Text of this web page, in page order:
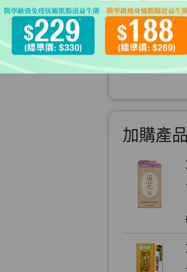
買滿 $1088
加購產